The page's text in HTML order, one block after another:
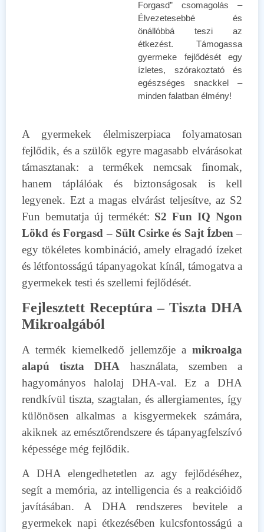
Forgasd” csomagolás –
Élvezetesebbé és
önállóbbá teszi az
étkezést. Támogassa
gyermeke fejlődését egy
ízletes, szórakoztató és
egészséges snackkel –
minden falatban élmény!
A gyermekek élelmiszerpiaca folyamatosan
fejlődik, és a szülők egyre magasabb elvárásokat
támasztanak: a termékek nemcsak finomak,
hanem táplálóak és biztonságosak is kell
legyenek. Ezt a magas elvárást teljesítve, az S2
Fun bemutatja új termékét: S2 Fun IQ Ngon
Lökd és Forgasd – Sült Csirke és Sajt Ízben –
egy tökéletes kombináció, amely elragadó ízeket
és létfontosságú tápanyagokat kínál, támogatva a
gyermekek testi és szellemi fejlődését.
Fejlesztett Receptúra – Tiszta DHA
Mikroalgából
A termék kiemelkedő jellemzője a mikroalga
alapú tiszta DHA használata, szemben a
hagyományos halolaj DHA-val. Ez a DHA
rendkívül tiszta, szagtalan, és allergiamentes, így
különösen alkalmas a kisgyermekek számára,
akiknek az emésztőrendszere és tápanyagfelszívó
képessége még fejlődik.
A DHA elengedhetetlen az agy fejlődéséhez,
segít a memória, az intelligencia és a reakcióidő
javításában. A DHA rendszeres bevitele a
gyermekek napi étkezésében kulcsfontosságú a